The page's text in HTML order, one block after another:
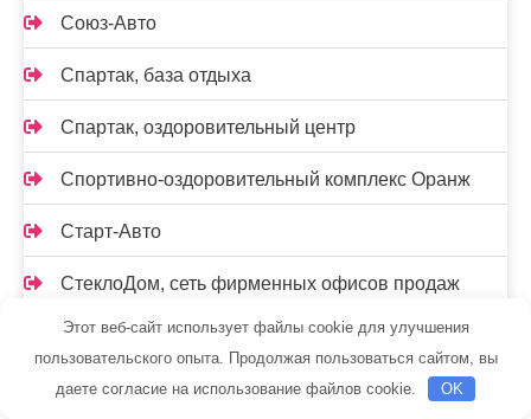
Союз-Авто
Спартак, база отдыха
Спартак, оздоровительный центр
Спортивно-оздоровительный комплекс Оранж
Старт-Авто
СтеклоДом, сеть фирменных офисов продаж
СТО Turbo Box
СТО Автомастер
Этот веб-сайт использует файлы cookie для улучшения
пользовательского опыта. Продолжая пользоваться сайтом, вы
даете согласие на использование файлов cookie.
OK